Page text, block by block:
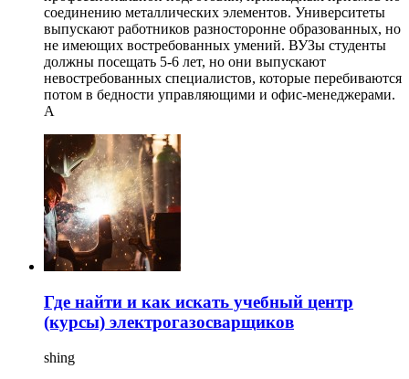
соединению металлических элементов. Университеты
выпускают работников разносторонне образованных, но
не имеющих востребованных умений. ВУЗы студенты
должны посещать 5-6 лет, но они выпускают
невостребованных специалистов, которые перебиваются
потом в бедности управляющими и офис-менеджерами.
А
Где найти и как искать учебный центр
(курсы) электрогазосварщиков
shing